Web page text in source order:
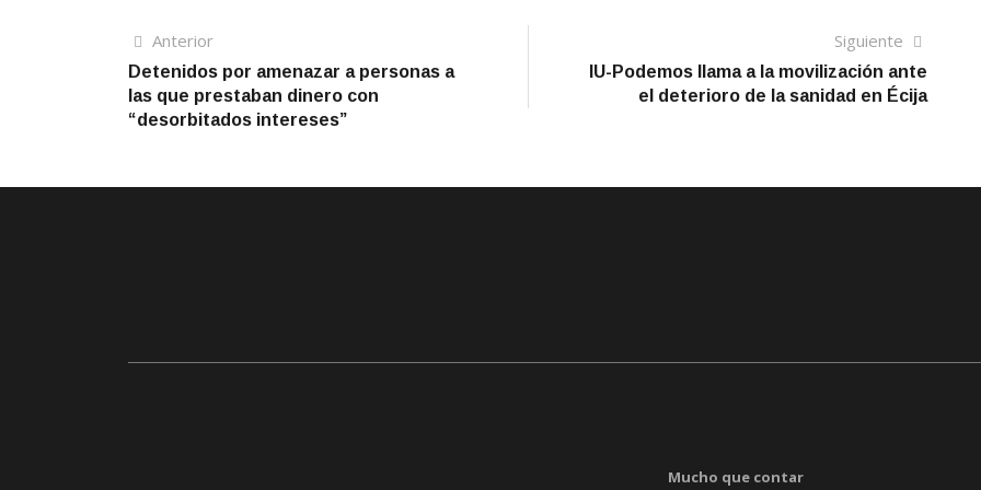
Navegación
de
entradas
AnteriorArtículo
anterior
Detenidos por amenazar a personas a
las que prestaban dinero con
“desorbitados intereses”
Siguiente
IU-Podemos llama a la movilización ante
el deterioro de la sanidad en Écija
Mucho que contar